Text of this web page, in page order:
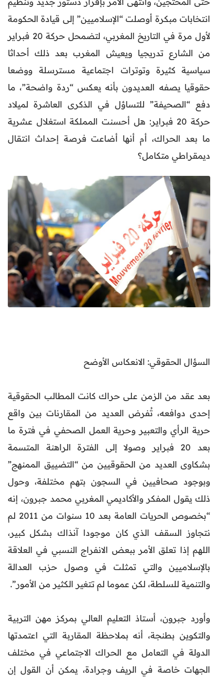
انتخابات مبكرة أوصلت “الإسلاميين” إلى قيادة الحكومة
لأول مرة في التاريخ المغربي، لتضمحل حركة 20 فبراير
من الشارع تدريجيا ويعيش المغرب بعد ذلك أحداثا
سياسية كثيرة وتوترات اجتماعية مسترسلة ووضعا
حقوقيا يصفه العديدون بأنه يعكس “ردة واضحة”، ما
دفع “الصحيفة” للتساؤل في الذكرى العاشرة لميلاد
حركة 20 فبراير: هل أحسنت المملكة استغلال عشرية
ما بعد الحراك، أم أنها أضاعت فرصة إحداث انتقال
ديمقراطي متكامل؟
السؤال الحقوقي: الانعكاس الأوضح
بعد عقد من الزمن على حراك كانت المطالب الحقوقية
إحدى دوافعه، تُفرض العديد من المقارنات بين واقع
حرية الرأي والتعبير وحرية العمل الصحفي في فترة ما
بعد 20 فبراير وصولا إلى الفترة الراهنة المتسمة
بشكاوى العديد من الحقوقيين من “التضييق الممنهج”
وبوجود صحافيين في السجون بتهم مختلفة، وحول
ذلك يقول المفكر والأكاديمي المغربي محمد جبرون، إنه
“بخصوص الحريات العامة بعد 10 سنوات من 2011 لم
نتجاوز السقف الذي كان موجودا آنذاك بشكل كبير،
اللهم إذا تعلق الأمر ببعض الانفراج النسبي في العلاقة
بالإسلاميين والتي تمثلت في وصول حزب العدالة
والتنمية للسلطة، لكن عموما لم تتغير الكثير من الأمور”.
وأورد جبرون، أستاذ التعليم العالي بمركز مهن التربية
والتكوين بطنجة، أنه بملاحظة المقاربة التي اعتمدتها
الدولة في التعامل مع الحراك الاجتماعي في مختلف
الجهات خاصة في الريف وجرادة، يمكن أن القول إن